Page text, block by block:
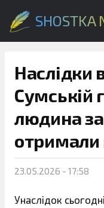
SHOSTKA
Наслідки
Сумській
людина
отримали
23.05.2026 - 17:58
Унаслідок